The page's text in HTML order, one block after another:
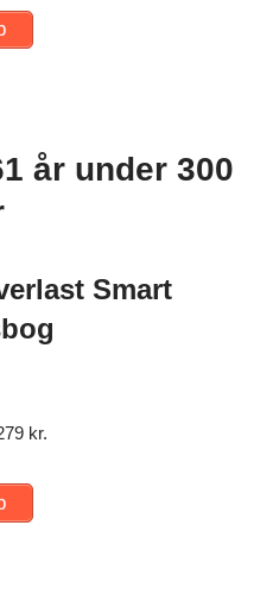
år under 300
Smart
kr.